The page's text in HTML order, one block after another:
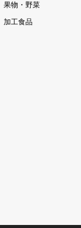
果物・野菜
加工食品